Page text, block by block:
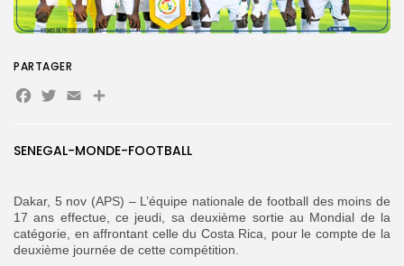
SENEGAL-MONDE-FOOTBALL
Dakar, 5 nov (APS) – L’équipe nationale de football des moins de
17 ans effectue, ce jeudi, sa deuxième sortie au Mondial de la
catégorie, en affrontant celle du Costa Rica, pour le compte de la
deuxième journée de cette compétition.
PARTAGER
Facebook
Twitter
EmailPartager